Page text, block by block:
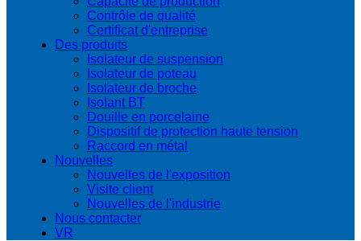
Contrôle de qualité
Certificat d'entreprise
Des produits
Isolateur de suspension
Isolateur de poteau
Isolateur de broche
Isolant BT
Douille en porcelaine
Dispositif de protection haute tension
Raccord en métal
Nouvelles
Nouvelles de l'exposition
Visite client
Nouvelles de l'industrie
Nous contacter
VR